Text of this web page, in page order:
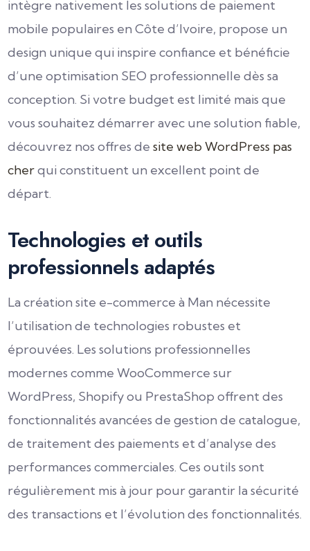
intègre nativement les solutions de paiement
mobile populaires en Côte d’Ivoire, propose un
design unique qui inspire confiance et bénéficie
d’une optimisation SEO professionnelle dès sa
conception. Si votre budget est limité mais que
vous souhaitez démarrer avec une solution fiable,
découvrez nos offres de site web WordPress pas
cherqui constituent un excellent point de
départ.
Technologies et outils
professionnels adaptés
La création site e-commerce à Man nécessite
l’utilisation de technologies robustes et
éprouvées. Les solutions professionnelles
modernes comme WooCommerce sur
WordPress, Shopify ou PrestaShop offrent des
fonctionnalités avancées de gestion de catalogue,
de traitement des paiements et d’analyse des
performances commerciales. Ces outils sont
régulièrement mis à jour pour garantir la sécurité
des transactions et l’évolution des fonctionnalités.